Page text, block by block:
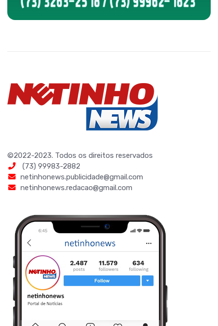
©2022-2023. Todos os direitos reservados
(73) 99983-2882
netinhonews.publicidade@gmail.com
netinhonews.redacao@gmail.com